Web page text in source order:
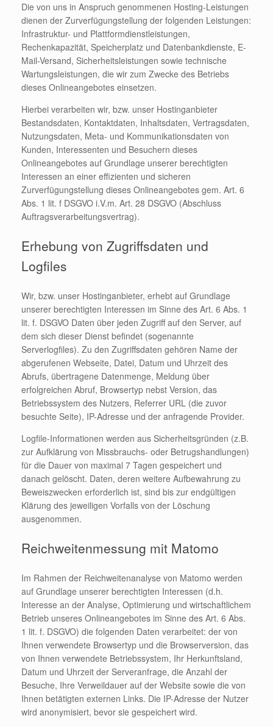
Die von uns in Anspruch genommenen Hosting-Leistungen
dienen der Zurverfügungstellung der folgenden Leistungen:
Infrastruktur- und Plattformdienstleistungen,
Rechenkapazität, Speicherplatz und Datenbankdienste, E-
Mail-Versand, Sicherheitsleistungen sowie technische
Wartungsleistungen, die wir zum Zwecke des Betriebs
dieses Onlineangebotes einsetzen.
Hierbei verarbeiten wir, bzw. unser Hostinganbieter
Bestandsdaten, Kontaktdaten, Inhaltsdaten, Vertragsdaten,
Nutzungsdaten, Meta- und Kommunikationsdaten von
Kunden, Interessenten und Besuchern dieses
Onlineangebotes auf Grundlage unserer berechtigten
Interessen an einer effizienten und sicheren
Zurverfügungstellung dieses Onlineangebotes gem. Art. 6
Abs. 1 lit. f DSGVO i.V.m. Art. 28 DSGVO (Abschluss
Auftragsverarbeitungsvertrag).
Erhebung von Zugriffsdaten und
Logfiles
Wir, bzw. unser Hostinganbieter, erhebt auf Grundlage
unserer berechtigten Interessen im Sinne des Art. 6 Abs. 1
lit. f. DSGVO Daten über jeden Zugriff auf den Server, auf
dem sich dieser Dienst befindet (sogenannte
Serverlogfiles). Zu den Zugriffsdaten gehören Name der
abgerufenen Webseite, Datei, Datum und Uhrzeit des
Abrufs, übertragene Datenmenge, Meldung über
erfolgreichen Abruf, Browsertyp nebst Version, das
Betriebssystem des Nutzers, Referrer URL (die zuvor
besuchte Seite), IP-Adresse und der anfragende Provider.
Logfile-Informationen werden aus Sicherheitsgründen (z.B.
zur Aufklärung von Missbrauchs- oder Betrugshandlungen)
für die Dauer von maximal 7 Tagen gespeichert und
danach gelöscht. Daten, deren weitere Aufbewahrung zu
Beweiszwecken erforderlich ist, sind bis zur endgültigen
Klärung des jeweiligen Vorfalls von der Löschung
ausgenommen.
Reichweitenmessung mit Matomo
Im Rahmen der Reichweitenanalyse von Matomo werden
auf Grundlage unserer berechtigten Interessen (d.h.
Interesse an der Analyse, Optimierung und wirtschaftlichem
Betrieb unseres Onlineangebotes im Sinne des Art. 6 Abs.
1 lit. f. DSGVO) die folgenden Daten verarbeitet: der von
Ihnen verwendete Browsertyp und die Browserversion, das
von Ihnen verwendete Betriebssystem, Ihr Herkunftsland,
Datum und Uhrzeit der Serveranfrage, die Anzahl der
Besuche, Ihre Verweildauer auf der Website sowie die von
Ihnen betätigten externen Links. Die IP-Adresse der Nutzer
wird anonymisiert, bevor sie gespeichert wird.